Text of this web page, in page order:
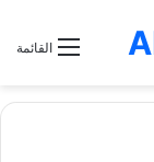
القائمة